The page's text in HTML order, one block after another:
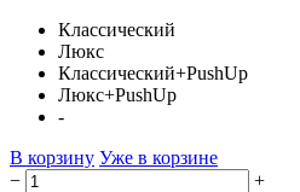
Классический
Люкс
Классический+PushUp
Люкс+PushUp
-
В корзину Уже в корзине
−
+